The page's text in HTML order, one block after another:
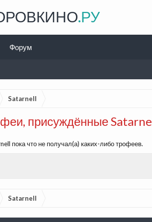
Satarnell
присуждённые
пока что не получал(а) каких-либо трофеев.
Satarnell
.РУ
Форум